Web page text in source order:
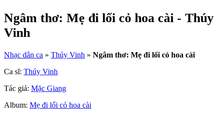
Ngâm thơ: Mẹ đi lối cỏ hoa cài - Thúy
Vinh
Nhạc dân ca » Thúy Vinh » Ngâm thơ: Mẹ đi lối cỏ hoa cài
Ca sĩ: Thúy Vinh
Tác giả: Mặc Giang
Album: Mẹ đi lối cỏ hoa cài